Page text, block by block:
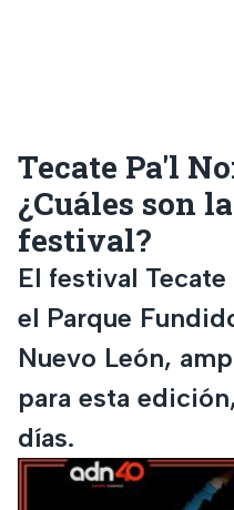
Tecate Pa'l
¿Cuáles son
festival?
El festival
el Parque
Nuevo León,
para esta
días.